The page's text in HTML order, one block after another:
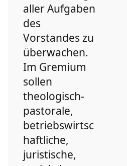
aller Aufgaben
des
Vorstandes zu
überwachen.
Im Gremium
sollen
theologisch-
pastorale,
betriebswirtsc
haftliche,
juristische,